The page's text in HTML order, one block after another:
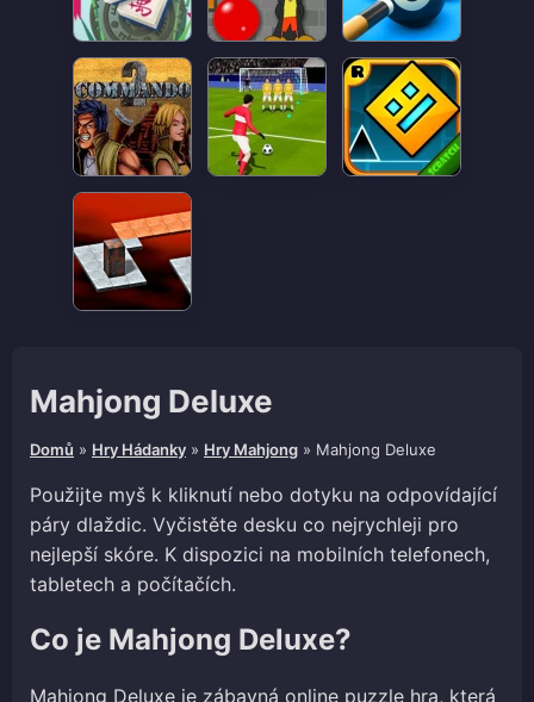
Mahjong Deluxe
Domů » Hry Hádanky » Hry Mahjong » Mahjong Deluxe
Použijte myš k kliknutí nebo dotyku na odpovídající
páry dlaždic. Vyčistěte desku co nejrychleji pro
nejlepší skóre. K dispozici na mobilních telefonech,
tabletech a počítačích.
Co je Mahjong Deluxe?
Mahjong Deluxe je zábavná online puzzle hra, která